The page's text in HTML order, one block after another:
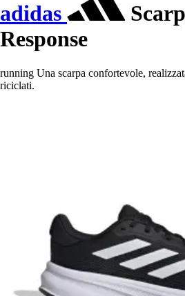
adidas
Response
running Una scarpa confortevole,
riciclati.